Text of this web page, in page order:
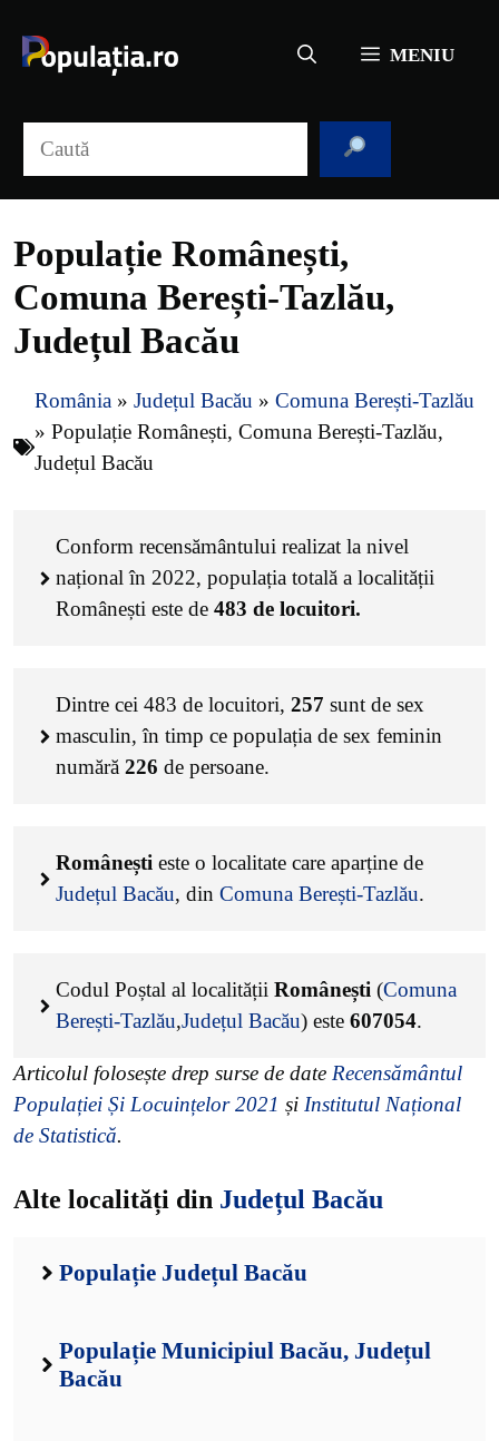
conținut
MENIU
Populație Românești,
Comuna Berești-Tazlău,
Județul Bacău
România » Județul Bacău » Comuna Berești-Tazlău
» Populație Românești, Comuna Berești-Tazlău,
Județul Bacău
Conform recensământului realizat la nivel
național în 2022, populația totală a localității
Românești este de 483 de locuitori.
Dintre cei 483 de locuitori, 257 sunt de sex
masculin, în timp ce populația de sex feminin
numără 226 de persoane.
Românești este o localitate care aparține de
Județul Bacău, din Comuna Berești-Tazlău.
Codul Poștal al localității Românești (Comuna
Berești-Tazlău,Județul Bacău) este 607054.
Articolul folosește drep surse de date Recensământul
Populației Și Locuințelor 2021 și Institutul Național
de Statistică.
Alte localități din Județul Bacău
Populație Județul Bacău
Populație Municipiul Bacău, Județul
Bacău